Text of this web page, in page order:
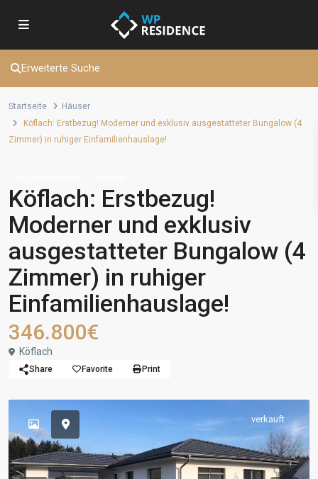
Erweiterte Suche
Startseite
Häuser
Köflach: Erstbezug! Moderner und exklusiv ausgestatteter Bungalow (4
Zimmer) in ruhiger Einfamilienhauslage!
Köflach: Erstbezug!
Moderner und exklusiv
ausgestatteter Bungalow (4
Zimmer) in ruhiger
Einfamilienhauslage!
346.800€
Köflach
Share Favorite Print
verkauft